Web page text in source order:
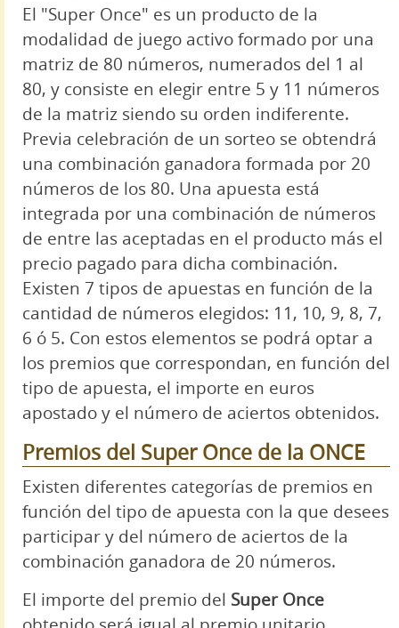
El "Super Once" es un producto de la
modalidad de juego activo formado por una
matriz de 80 números, numerados del 1 al
80, y consiste en elegir entre 5 y 11 números
de la matriz siendo su orden indiferente.
Previa celebración de un sorteo se obtendrá
una combinación ganadora formada por 20
números de los 80. Una apuesta está
integrada por una combinación de números
de entre las aceptadas en el producto más el
precio pagado para dicha combinación.
Existen 7 tipos de apuestas en función de la
cantidad de números elegidos: 11, 10, 9, 8, 7,
6 ó 5. Con estos elementos se podrá optar a
los premios que correspondan, en función del
tipo de apuesta, el importe en euros
apostado y el número de aciertos obtenidos.
Premios del Super Once de la ONCE
Existen diferentes categorías de premios en
función del tipo de apuesta con la que desees
participar y del número de aciertos de la
combinación ganadora de 20 números.
El importe del premio del Super Once